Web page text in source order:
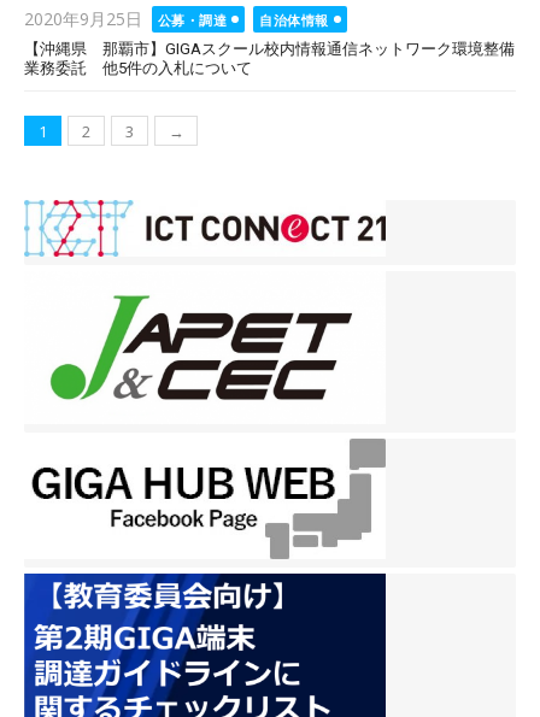
Posted
on
2020年9月25日 公募・調達
自治体情報
【沖縄県 那覇市】GIGAスクール校内情報通信ネットワーク環境整備
業務委託 他5件の入札について
投
ナ
ビ
ゲ
ョ
1 2 3 →